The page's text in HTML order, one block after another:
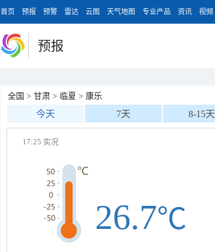
首页 预报 预警 雷达 云图 天气地图 专业产品 资讯 视频
预报
全国 > 甘肃 > 临夏 > 康乐
今天 7天 8-15天
17:25 实况
26.7℃